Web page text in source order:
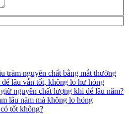
tràm nguyên chất bằng mắt thường
lâu vẫn tốt, không lo hư hỏng
nguyên chất lượng khi để lâu năm?
lâu năm mà không lo hỏng
tốt không?